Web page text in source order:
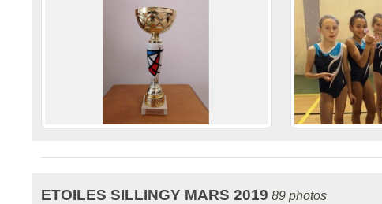
ETOILES SILLINGY MARS 2019 89 photos